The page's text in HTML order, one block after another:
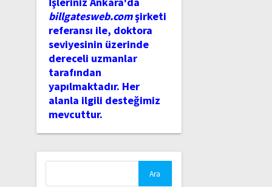
billgatesweb.comşirketi
referansı ile, doktora
seviyesinin üzerinde
dereceli uzmanlar
tarafından
yapılmaktadır. Her
alanla ilgili desteğimiz
mevcuttur.